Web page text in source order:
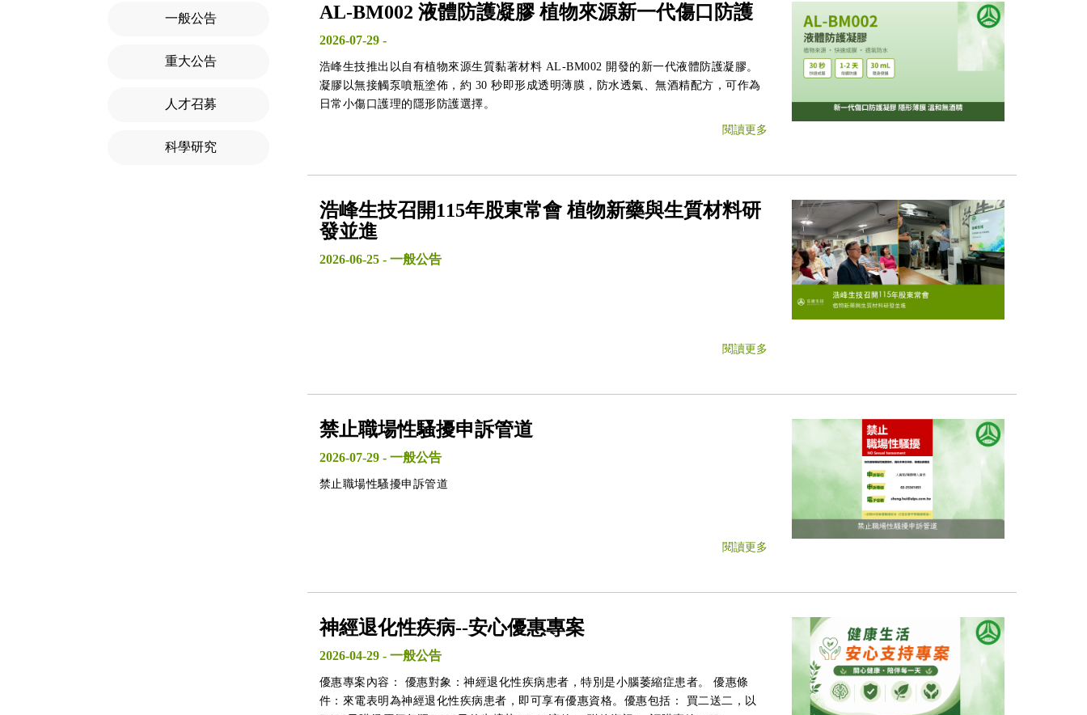
一般公告
重大公告
人才召募
科學研究
AL-BM002 液體防護凝膠 植物來源新一代傷口防護
2026-07-29-
浩峰生技推出以自有植物來源生質黏著材料 AL-BM002 開發的新一代液體防護凝膠。
凝膠以無接觸泵噴瓶塗佈，約 30 秒即形成透明薄膜，防水透氣、無酒精配方，可作為
日常小傷口護理的隱形防護選擇。
閱讀更多
浩峰生技召開115年股東常會 植物新藥與生質材料研
發並進
2026-06-25- 一般公告
閱讀更多
禁止職場性騷擾申訴管道
2026-07-29- 一般公告
禁止職場性騷擾申訴管道
閱讀更多
神經退化性疾病--安心優惠專案
2026-04-29- 一般公告
優惠專案內容： 優惠對象：神經退化性疾病患者，特別是小腦萎縮症患者。 優惠條
件：來電表明為神經退化性疾病患者，即可享有優惠資格。優惠包括： 買二送二，以